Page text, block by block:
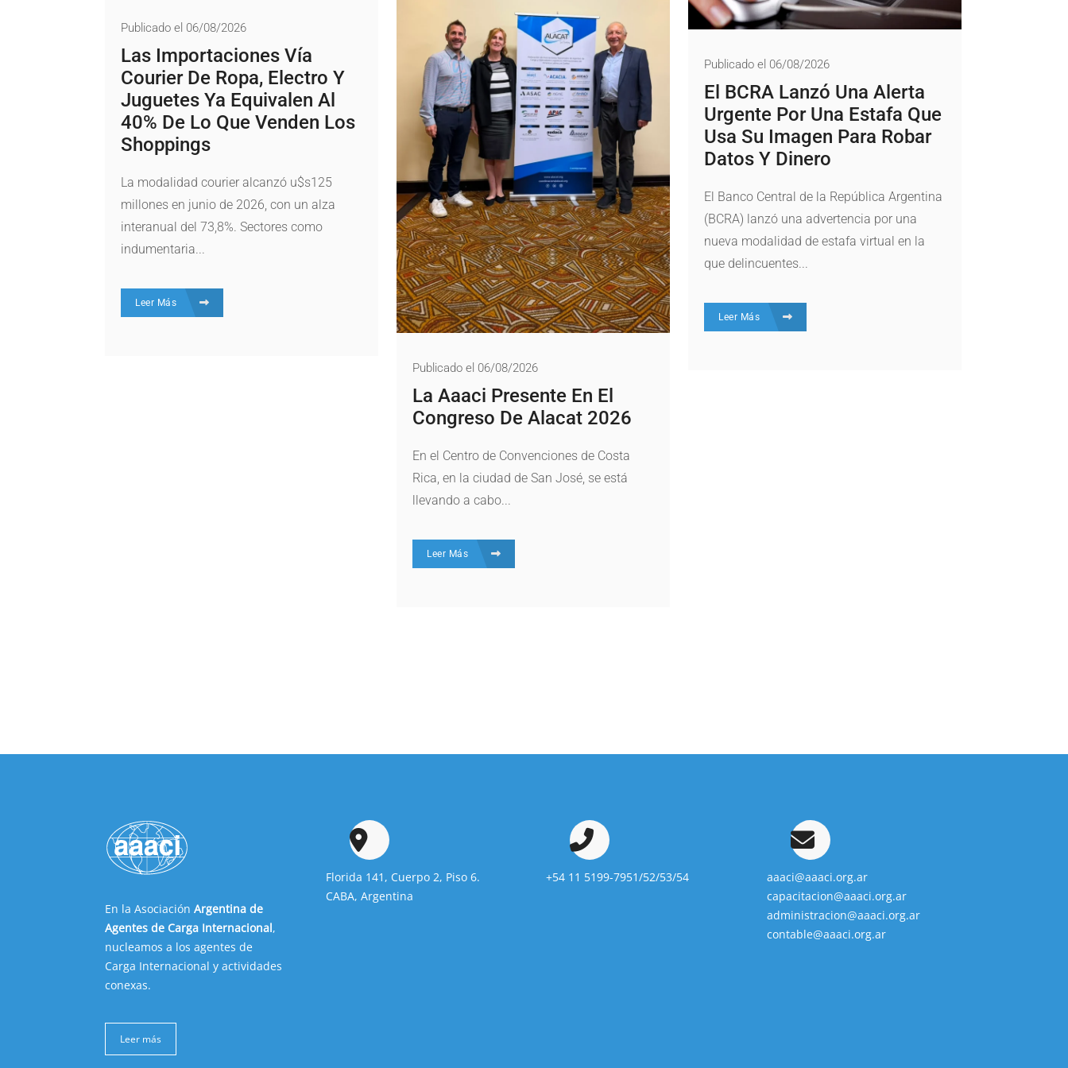
Publicado el 06/08/2026
Las Importaciones Vía
Courier De Ropa, Electro Y
Juguetes Ya Equivalen Al
40% De Lo Que Venden Los
Shoppings
La modalidad courier alcanzó u$s125
millones en junio de 2026, con un alza
interanual del 73,8%. Sectores como
indumentaria...
Leer Más
Publicado el 06/08/2026
La Aaaci Presente En El
Congreso De Alacat 2026
En el Centro de Convenciones de Costa
Rica, en la ciudad de San José, se está
llevando a cabo...
Leer Más
Publicado el 06/08/2026
El BCRA Lanzó Una Alerta
Urgente Por Una Estafa Que
Usa Su Imagen Para Robar
Datos Y Dinero
El Banco Central de la República Argentina
(BCRA) lanzó una advertencia por una
nueva modalidad de estafa virtual en la
que delincuentes...
Leer Más
En la Asociación Argentina de
Agentes de Carga Internacional,
nucleamos a los agentes de
Carga Internacional y actividades
conexas.
Leer más
Florida 141, Cuerpo 2, Piso 6.
CABA, Argentina
+54 11 5199-7951/52/53/54
aaaci@aaaci.org.ar
capacitacion@aaaci.org.ar
administracion@aaaci.org.ar
contable@aaaci.org.ar